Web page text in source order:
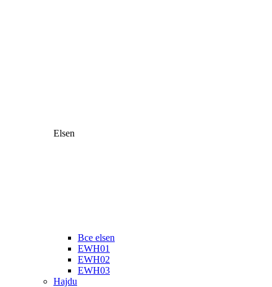
Elsen
Все elsen
EWH01
EWH02
EWH03
Hajdu